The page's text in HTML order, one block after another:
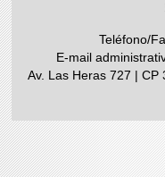
Teléfono/
E-mail
Av. Las Heras 727 | CP